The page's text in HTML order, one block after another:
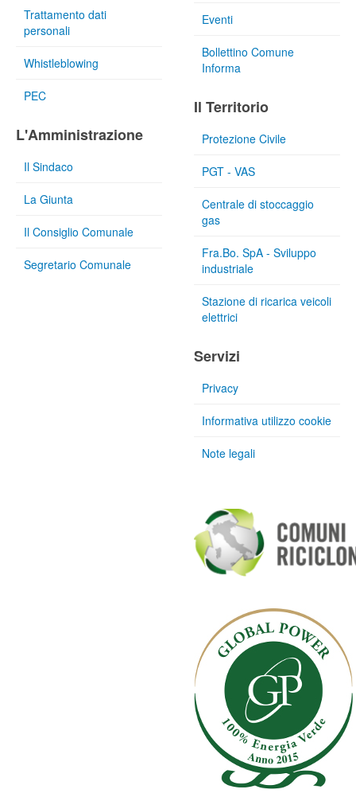
Trattamento dati
personali
Whistleblowing
PEC
L'Amministrazione
Il Sindaco
La Giunta
Il Consiglio Comunale
Segretario Comunale
Eventi
Bollettino Comune
Informa
Il Territorio
Protezione Civile
PGT - VAS
Centrale di stoccaggio
gas
Fra.Bo. SpA - Sviluppo
industriale
Stazione di ricarica veicoli
elettrici
Servizi
Privacy
Informativa utilizzo cookie
Note legali